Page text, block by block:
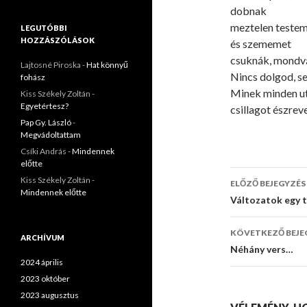
dobnak
meztelen
és szememet
csuknák,
Nincs dolgod,
Minek minden
csillagot
navigáció
ELŐZŐ BEJEGYZÉS
Változatok egy
KÖVETKEZŐ
Néhány vers…
LEGUTÓBBI
HOZZÁSZÓLÁSOK
Lajtosné Piroska -Hat könnyű
fohász
Kiss Székely Zoltán -
Egyetértesz?
Pap Gy. László-
Megvádoltattam
Csíki András -Mindennek
előtte
Kiss Székely Zoltán -
Mindennek előtte
ARCHÍVUM
2024 április
2023 október
2023 augusztus